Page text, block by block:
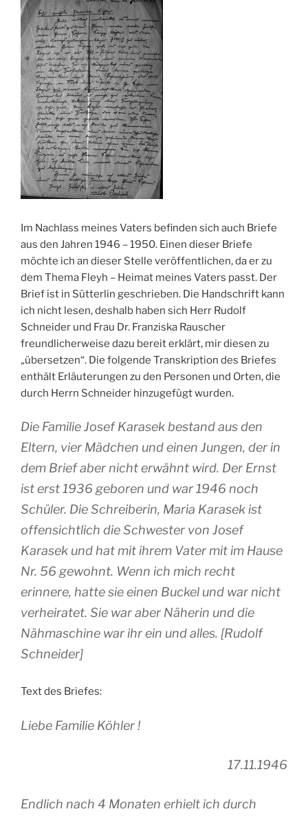
Im Nachlass meines Vaters befinden sich auch Briefe
aus den Jahren 1946 – 1950. Einen dieser Briefe
möchte ich an dieser Stelle veröffentlichen, da er zu
dem Thema Fleyh – Heimat meines Vaters passt. Der
Brief ist in Sütterlin geschrieben. Die Handschrift kann
ich nicht lesen, deshalb haben sich Herr Rudolf
Schneider und Frau Dr. Franziska Rauscher
freundlicherweise dazu bereit erklärt, mir diesen zu
„übersetzen“. Die folgende Transkription des Briefes
enthält Erläuterungen zu den Personen und Orten, die
durch Herrn Schneider hinzugefügt wurden.
Die Familie Josef Karasek bestand aus den
Eltern, vier Mädchen und einen Jungen, der in
dem Brief aber nicht erwähnt wird. Der Ernst
ist erst 1936 geboren und war 1946 noch
Schüler. Die Schreiberin, Maria Karasek ist
offensichtlich die Schwester von Josef
Karasek und hat mit ihrem Vater mit im Hause
Nr. 56 gewohnt. Wenn ich mich recht
erinnere, hatte sie einen Buckel und war nicht
verheiratet. Sie war aber Näherin und die
Nähmaschine war ihr ein und alles. [Rudolf
Schneider]
Text des Briefes:
Liebe Familie Köhler !
17.11.1946
Endlich nach 4 Monaten erhielt ich durch